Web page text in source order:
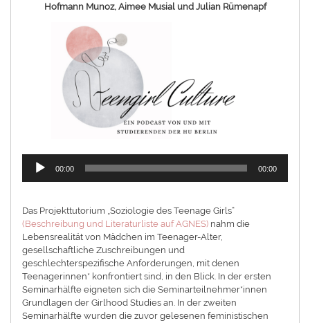
Hofmann Munoz, Aimee Musial und Julian Rümenapf
Audio-
Player
00:00 00:00
Das Projekttutorium „Soziologie des Teenage Girls“
(Beschreibung und Literaturliste auf AGNES) nahm die
Lebensrealität von Mädchen im Teenager-Alter,
gesellschaftliche Zuschreibungen und
geschlechterspezifische Anforderungen, mit denen
Teenagerinnen* konfrontiert sind, in den Blick. In der ersten
Seminarhälfte eigneten sich die Seminarteilnehmer*innen
Grundlagen der Girlhood Studies an. In der zweiten
Seminarhälfte wurden die zuvor gelesenen feministischen